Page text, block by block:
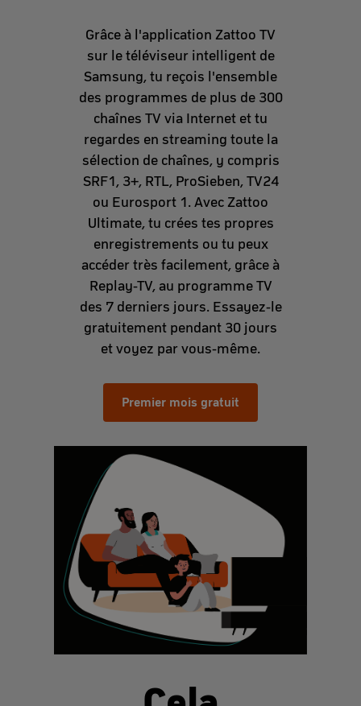
Grâce à l'application Zattoo TV
sur le téléviseur intelligent de
Samsung, tu reçois l'ensemble
des programmes de plus de 300
chaînes TV via Internet et tu
regardes en streaming toute la
sélection de chaînes, y compris
SRF1, 3+, RTL, ProSieben, TV24
ou Eurosport 1. Avec Zattoo
Ultimate, tu crées tes propres
enregistrements ou tu peux
accéder très facilement, grâce à
Replay-TV, au programme TV
des 7 derniers jours. Essayez-le
gratuitement pendant 30 jours
et voyez par vous-même.
Premier mois gratuit